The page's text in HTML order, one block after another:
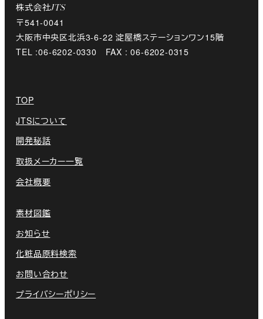
送
り
株式会社JTS
〒541-0041
大阪市中央区北浜3-6-22 淀屋橋ステーションワン15階
TEL :06-6202-0330 FAX : 06-6202-0315
TOP
JTSについて
開発秘話
取扱メーカー一覧
会社概要
素材図鑑
お知らせ
化粧品原料検索
お問い合わせ
プライバシーポリシー